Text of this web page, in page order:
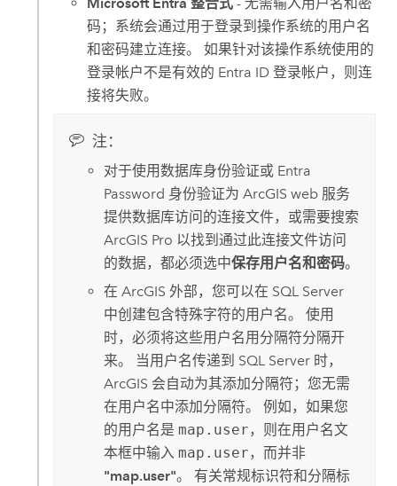
码；系统会通过用于登录到操作系统的用户名
和密码建立连接。 如果针对该操作系统使用的
登录帐户不是有效的 Entra ID 登录帐户，则连
接将失败。
注：
对于使用数据库身份验证或 Entra
Password 身份验证为 ArcGIS web 服务
提供数据库访问的连接文件，或需要搜索
ArcGIS Pro 以找到通过此连接文件访问
的数据，都必须选中保存用户名和密码。
在 ArcGIS 外部，您可以在 SQL Server
中创建包含特殊字符的用户名。 使用
时，必须将这些用户名用分隔符分隔开
来。 当用户名传递到 SQL Server时，
ArcGIS 会自动为其添加分隔符；您无需
在用户名中添加分隔符。 例如，如果您
的用户名是 map.user，则在用户名文
本框中输入 map.user，而并非
"map.user"。 有关常规标识符和分隔标